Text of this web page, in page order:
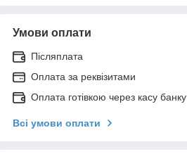
Умови оплати
Післяплата
Оплата за реквізитами
Оплата готівкою через касу банку
Всі умови оплати